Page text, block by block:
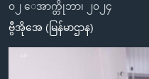
များ
ပင်မ
အမေရိကန်
တရုတ်
အစ္စရေး-ပါလက်စတိုင်း
သတင်းလွတ်လပ်ခွင့်
ရပ်ဝန်းတခု လမ်းတခု အလွန်
အင်္ဂလိပ်စာလေ့လာမယ်
၀၂ ေအာက္တိုဘာ၊ ၂၀၂၄
ဗွီအိုအေ (မြန်မာဌာန)